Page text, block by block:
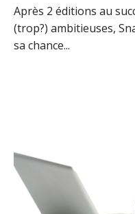
Après 2 éditions au
(trop?) ambitieuses,
sa chance...